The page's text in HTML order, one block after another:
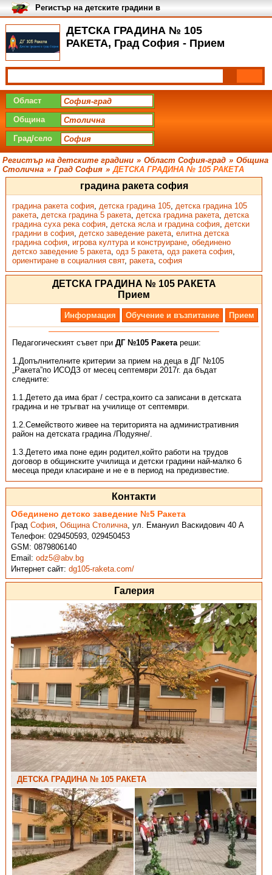
ДЕТСКА ГРАДИНА № 105
РАКЕТА, Град София - Прием
Регистър на детските градини в
България
Област
Община
Град/село
Регистър на детските градини » Област София-град » Община
Столична » Град София » ДЕТСКА ГРАДИНА № 105 РАКЕТА
градина ракета софия
градина ракета софия, детска градина 105, детска градина 105
ракета, детска градина 5 ракета, детска градина ракета, детска
градина суха река софия, детска ясла и градина софия, детски
градини в софия, детско заведение ракета, елитна детска
градина софия, игрова култура и конструиране, обединено
детско заведение 5 ракета, одз 5 ракета, одз ракета софия,
ориентиране в социалния свят, ракета, софия
ДЕТСКА ГРАДИНА № 105 РАКЕТА
Прием
Информация Обучение и възпитание Прием
Педагогическият съвет при ДГ №105 Ракетареши:
1.Допълнителните критерии за прием на деца в ДГ №105
„Ракета”по ИСОДЗ от месец септември 2017г. да бъдат
следните:
1.1.Детето да има брат / сестра,които са записани в детската
градина и не тръгват на училище от септември.
1.2.Семейството живее на територията на административния
район на детската градина /Подуяне/.
1.3.Детето има поне един родител,който работи на трудов
договор в общинските училища и детски градини най-малко 6
месеца преди класиране и не е в период на предизвестие.
Контакти
Обединено детско заведение №5 Ракета
ГрадСофия,Община Столична,ул. Емануил Васкидович 40 А
Телефон:029450593, 029450453
GSM:0879806140
Email:odz5@abv.bg
Интернет сайт:dg105-raketa.com/
Галерия
ДЕТСКА ГРАДИНА № 105 РАКЕТА